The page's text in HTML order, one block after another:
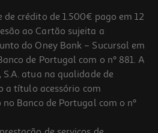
crédito de 1.500€ pago em 12
ao Cartão sujeita a
do Oney Bank – Sucursal em
de Portugal com o nº 881. A
atua na qualidade de
a título acessório com
Banco de Portugal com o nº